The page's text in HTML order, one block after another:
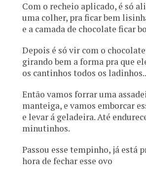
Com o recheio aplicado, é só
uma colher, pra ficar bem
e a camada de chocolate ficar
Depois é só vir com o
girando bem a forma pra que
os cantinhos todos os
Então vamos forrar uma
manteiga, e vamos emborcar
e levar á geladeira. Até
minutinhos.
Passou esse tempinho, já está
hora de fechar esse ovo